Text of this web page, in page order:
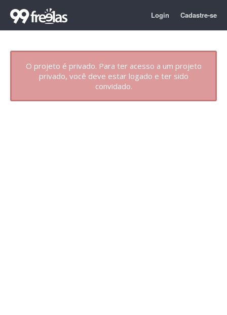
Login Cadastre-se
O projeto é privado. Para ter acesso a um projeto
privado, você deve estar logado e ter sido
convidado.